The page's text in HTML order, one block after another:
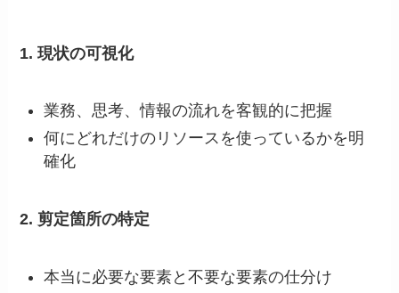
1. 現状の可視化
業務、思考、情報の流れを客観的に把握
何にどれだけのリソースを使っているかを明
確化
2. 剪定箇所の特定
本当に必要な要素と不要な要素の仕分け